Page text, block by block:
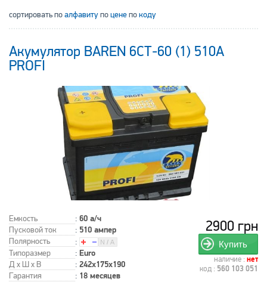
СТАТЬИ
О НАС
сортировать поалфавитупоценепокоду
Акумулятор BAREN 6СТ-60 (1) 510A
PROFI
Емкость : 60 а/ч
Пусковой ток : 510 ампер
Полярность
:
Типоразмер
: Euro
Д x Ш x В : 242x175x190
Гарантия : 18 месяцев
2900 грн
Купить
наличие : нет
код : 560 103 051